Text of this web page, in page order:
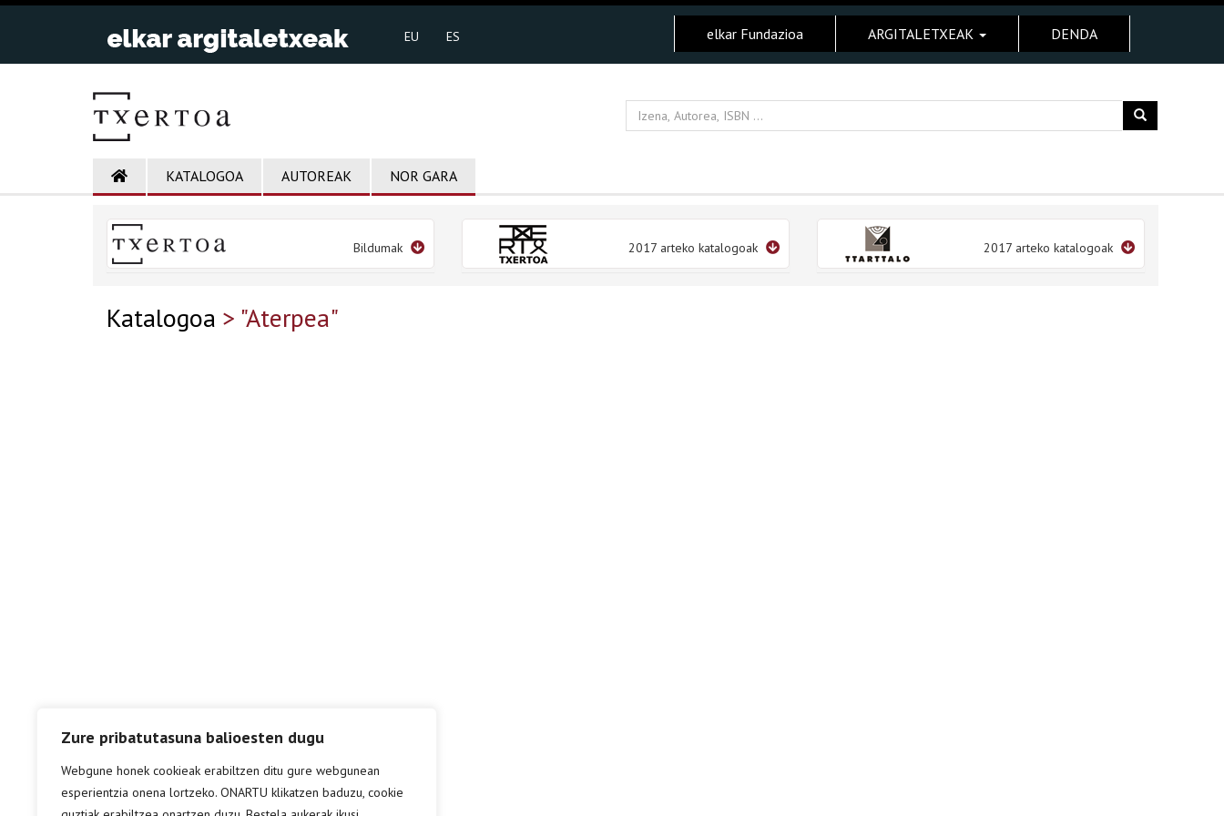
Zure pribatutasuna balioesten dugu
Webgune honek cookieak erabiltzen ditu gure webgunean
esperientzia onena lortzeko. ONARTU klikatzen baduzu, cookie
EU ES elkar Fundazioa ARGITALETXEAK DENDA
KATALOGOA AUTOREAK NOR GARA
Bildumak 2017 arteko katalogoak 2017 arteko katalogoak
Katalogoa > "Aterpea"